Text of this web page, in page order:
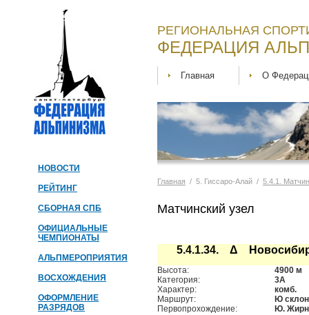
НОВОСТИ
РЕЙТИНГ
СБОРНАЯ СПБ
ОФИЦИАЛЬНЫЕ
ЧЕМПИОНАТЫ
АЛЬПМЕРОПРИЯТИЯ
ВОСХОЖДЕНИЯ
ОФОРМЛЕНИЕ
РАЗРЯДОВ
РЕГИОНАЛЬНАЯ
ФЕДЕРАЦИЯ
Главная О
Главная / 5. Гиссаро-Алай / 5.4.1.
Матчинский узел
5.4.1.34. Δ
Высота:
4900 м
Категория:
3А
Характер:
комб.
Маршрут:
Ю
Первопрохождение:
Ю.